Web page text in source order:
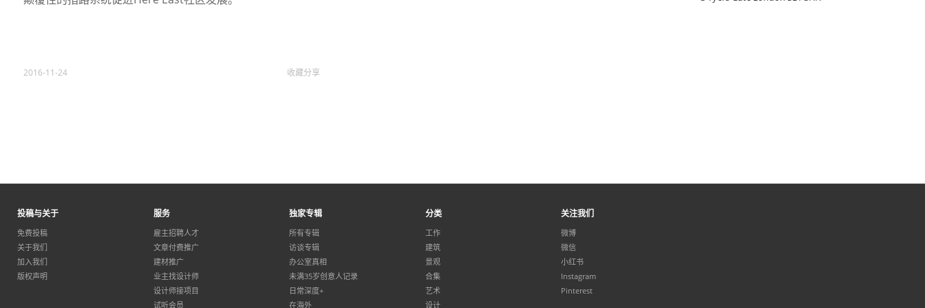
2016-11-24 收藏分享
投稿与关于
免费投稿
关于我们
加入我们
版权声明
服务
雇主招聘人才
文章付费推广
建材推广
业主找设计师
设计师接项目
试听会员
独家专辑
所有专辑
访谈专辑
办公室真相
未满35岁创意人记录
日常深度+
在海外
分类
工作
建筑
景观
合集
艺术
设计
关注我们
微博
微信
小红书
Instagram
Pinterest